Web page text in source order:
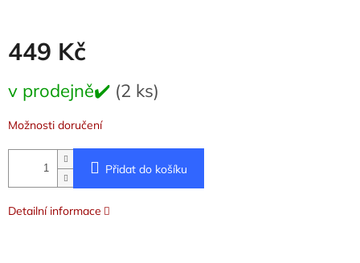
449 Kč
cena:
v prodejně✔️ (2 ks)
Možnosti doručení
Přidat do košíku
Detailní informace